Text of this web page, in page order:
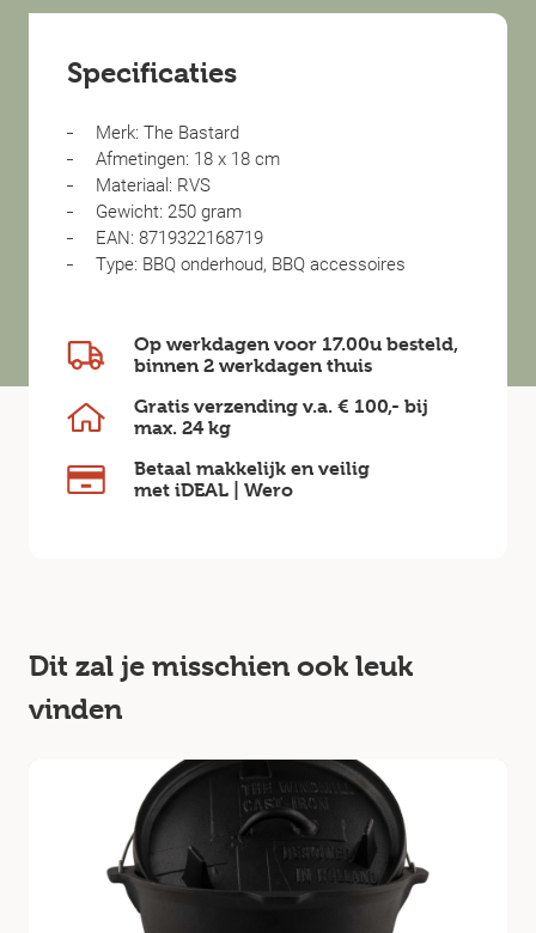
Specificaties
Merk: The Bastard
Afmetingen: 18 x 18 cm
Materiaal: RVS
Gewicht: 250 gram
EAN: 8719322168719
Type: BBQ onderhoud, BBQ accessoires
Op werkdagen voor 17.00u besteld,
binnen 2 werkdagen thuis
Gratis verzending v.a. € 100,- bij
max. 24 kg
Betaal makkelijk en veilig
met iDEAL | Wero
Dit zal je misschien ook leuk
vinden